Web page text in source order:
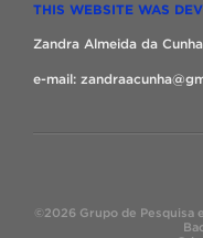
THIS WEBSITE WAS
Zandra Almeida da Cunha
e-mail:
©2026 Grupo de Pesquisa